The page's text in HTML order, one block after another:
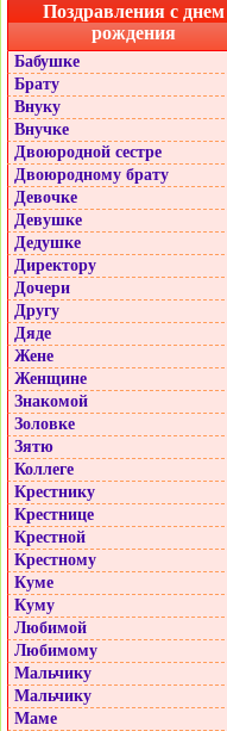
Поздравления с днем
рождения
Бабушке
Брату
Внуку
Внучке
Двоюродной сестре
Двоюродному брату
Девочке
Девушке
Дедушке
Директору
Дочери
Другу
Дяде
Жене
Женщине
Знакомой
Золовке
Зятю
Коллеге
Крестнику
Крестнице
Крестной
Крестному
Куме
Куму
Любимой
Любимому
Мальчику
Мальчику
Маме